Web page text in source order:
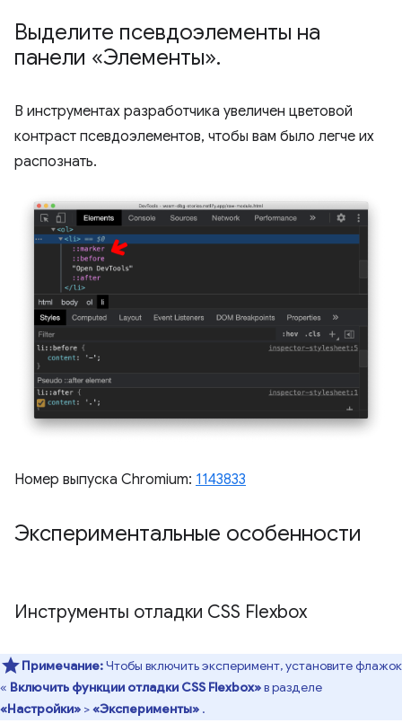
Выделите псевдоэлементы на
панели «Элементы».
В инструментах разработчика увеличен цветовой
контраст псевдоэлементов, чтобы вам было легче их
распознать.
Номер выпуска Chromium: 1143833
Экспериментальные особенности
Инструменты отладки CSS Flexbox
Примечание:Чтобы включить эксперимент, установите флажок
« Включить функции отладки CSS Flexbox»в разделе
«Настройки» >«Эксперименты» .